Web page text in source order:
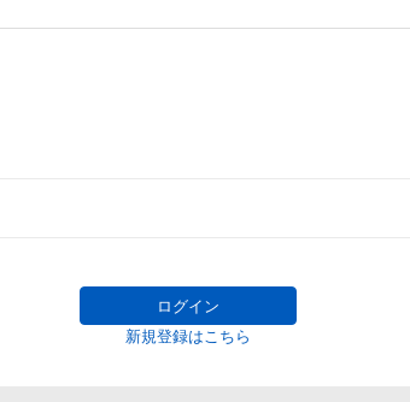
ログイン
新規登録はこちら